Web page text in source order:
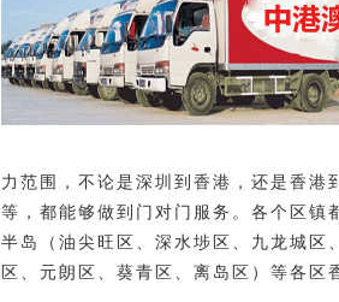
力范围，不论是深圳到香港，还是香港
等，都能够做到门对门服务。各个区镇
半岛（油尖旺区、深水埗区、九龙城区
区、元朗区、葵青区、离岛区）等各区